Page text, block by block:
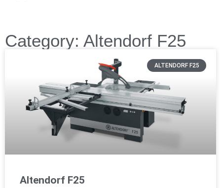
Category: Altendorf F25
ALTENDORF F25
Altendorf F25